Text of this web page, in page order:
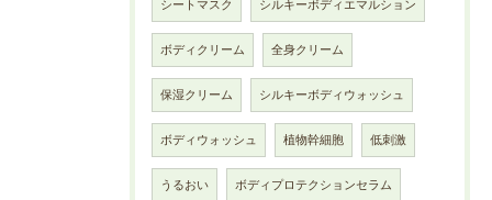
シートマスク シルキーボディエマルション
ボディクリーム 全身クリーム
保湿クリーム シルキーボディウォッシュ
ボディウォッシュ 植物幹細胞 低刺激
うるおい ボディプロテクションセラム